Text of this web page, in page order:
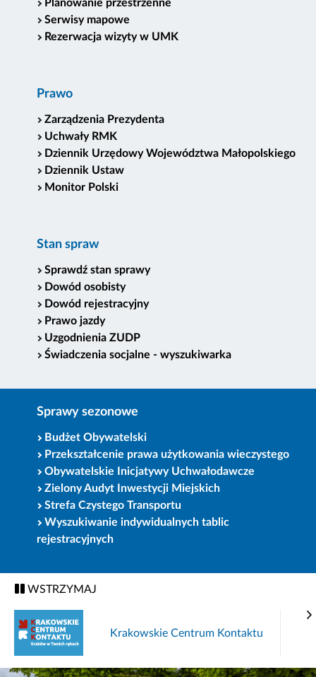
Planowanie przestrzenne
Serwisy mapowe
Rezerwacja wizyty w UMK
Prawo
Zarządzenia Prezydenta
Uchwały RMK
Dziennik Urzędowy Województwa Małopolskiego
Dziennik Ustaw
Monitor Polski
Stan spraw
Sprawdź stan sprawy
Dowód osobisty
Dowód rejestracyjny
Prawo jazdy
Uzgodnienia ZUDP
Świadczenia socjalne - wyszukiwarka
Sprawy sezonowe
Budżet Obywatelski
Przekształcenie prawa użytkowania wieczystego
Obywatelskie Inicjatywy Uchwałodawcze
Zielony Audyt Inwestycji Miejskich
Strefa Czystego Transportu
Wyszukiwanie indywidualnych tablic
rejestracyjnych
WSTRZYMAJ
Krakowskie Centrum Kontaktu